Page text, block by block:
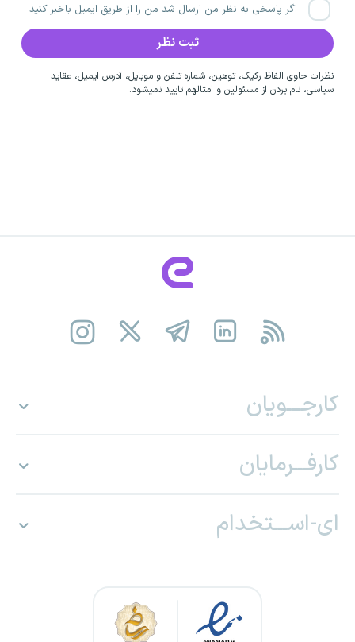
اگر پاسخی به نظر من ارسال شد من را از طریق ایمیل باخبر کنید
نظرات حاوی الفاظ رکیک، توهین، شماره تلفن و موبایل، آدرس ایمیل، عقاید
سیاسی، نام بردن از مسئولین و امثالهم تایید نمیشود.
کارجـــویان
کارفـــرمایان
ای-اســـتخدام